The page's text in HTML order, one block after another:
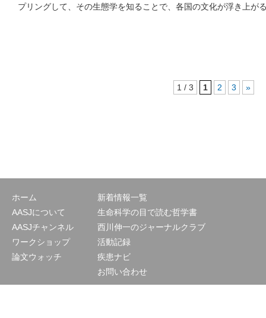
プリングして、その生態学を知ることで、各国の文化が浮き上が
1 / 3 1 2 3 »
ホーム
AASJについて
AASJチャンネル
ワークショップ
論文ウォッチ
新着情報一覧
生命科学の目で読む哲学書
西川伸一のジャーナルクラブ
活動記録
疾患ナビ
お問い合わせ